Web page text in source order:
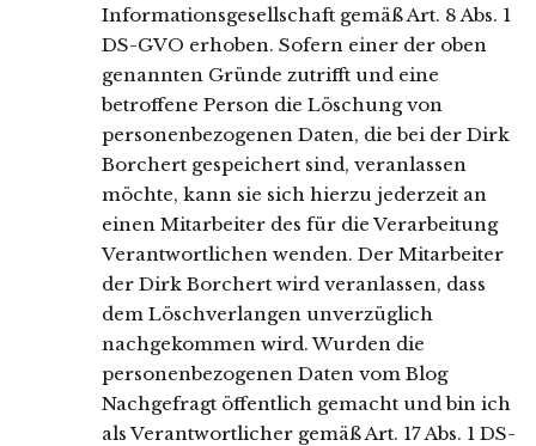
Informationsgesellschaft gemäß Art. 8 Abs. 1
DS-GVO erhoben. Sofern einer der oben
genannten Gründe zutrifft und eine
betroffene Person die Löschung von
personenbezogenen Daten, die bei der Dirk
Borchert gespeichert sind, veranlassen
möchte, kann sie sich hierzu jederzeit an
einen Mitarbeiter des für die Verarbeitung
Verantwortlichen wenden. Der Mitarbeiter
der Dirk Borchert wird veranlassen, dass
dem Löschverlangen unverzüglich
nachgekommen wird. Wurden die
personenbezogenen Daten vom Blog
Nachgefragt öffentlich gemacht und bin ich
als Verantwortlicher gemäß Art. 17 Abs. 1 DS-